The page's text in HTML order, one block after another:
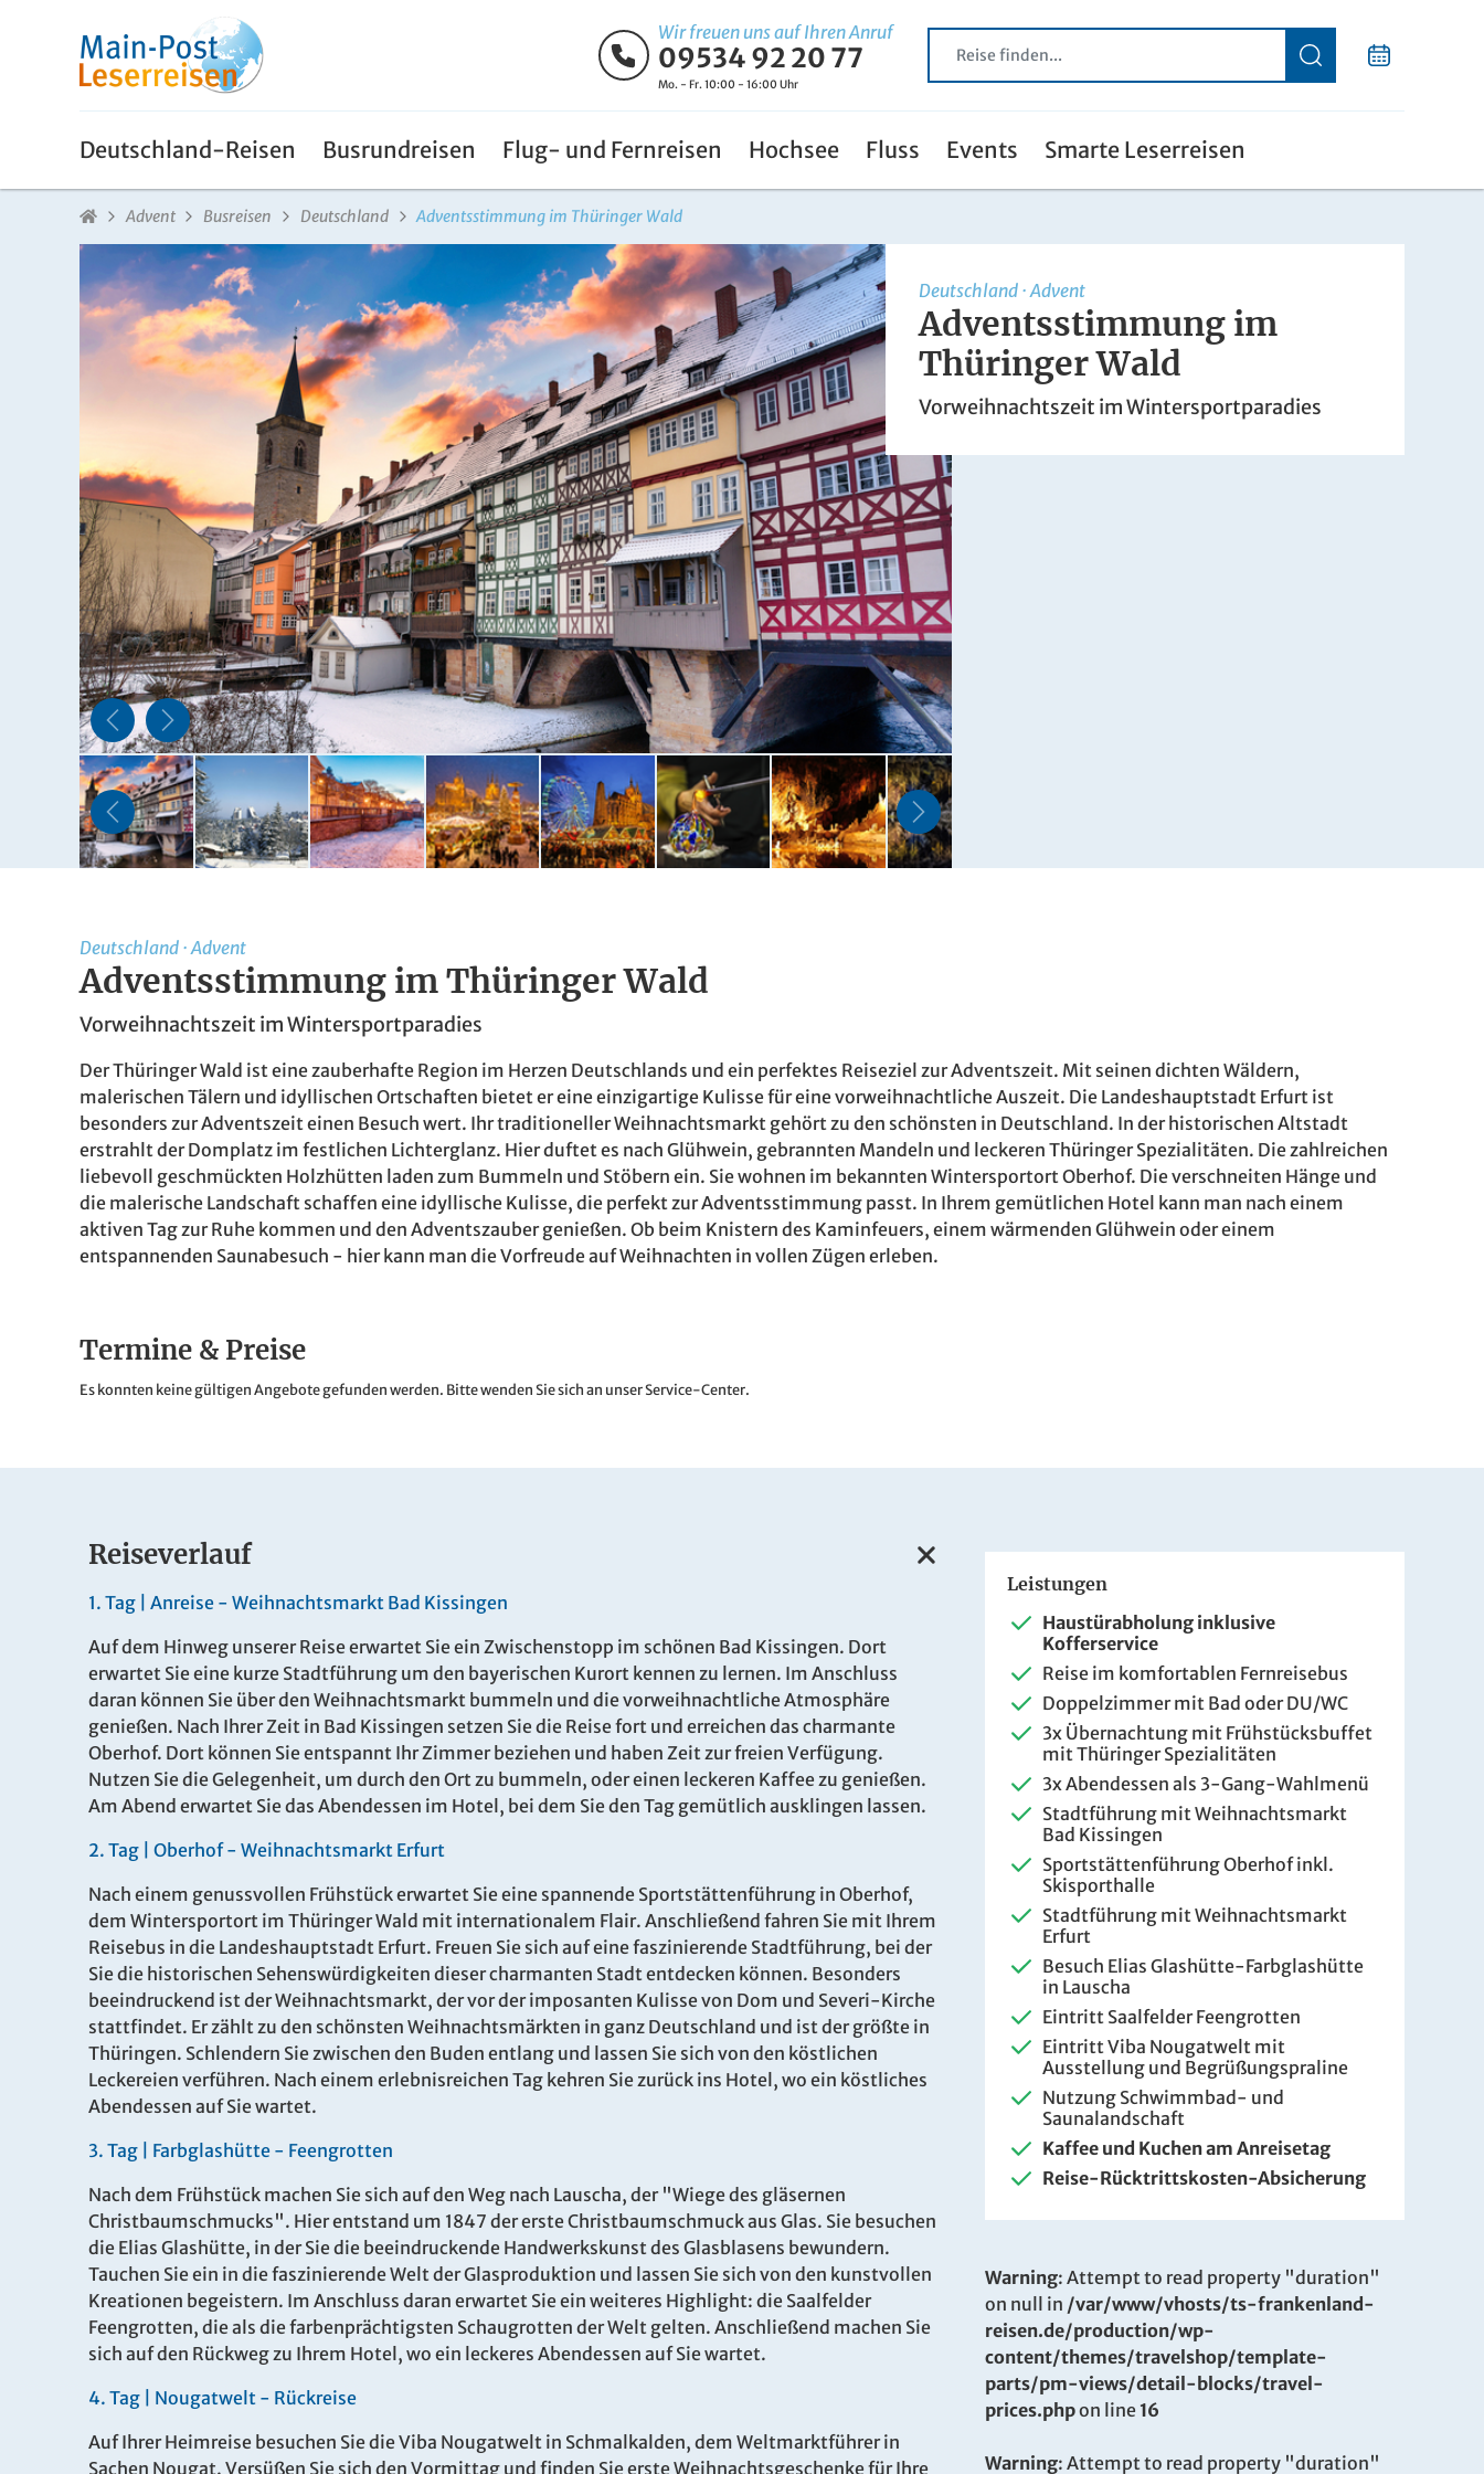
Wir freuen uns auf Ihren Anruf
09534 92 20 77
Mo. - Fr. 10:00 - 16:00 Uhr
Deutschland-Reisen Busrundreisen Flug- und Fernreisen Hochsee Fluss Events Smarte Leserreisen
Advent Busreisen Deutschland Adventsstimmung im Thüringer Wald
Deutschland · Advent
Adventsstimmung im
Thüringer Wald
Vorweihnachtszeit im Wintersportparadies
Es konnten keine gültigen Angebote gefunden werden. Bitte wenden Sie sich an unser Service-Center.
Deutschland ·Advent
Adventsstimmung im Thüringer Wald
Vorweihnachtszeit im Wintersportparadies
Der Thüringer Wald ist eine zauberhafte Region im Herzen Deutschlands und ein perfektes Reiseziel zur Adventszeit. Mit seinen dichten Wäldern,
malerischen Tälern und idyllischen Ortschaften bietet er eine einzigartige Kulisse für eine vorweihnachtliche Auszeit. Die Landeshauptstadt Erfurt ist
besonders zur Adventszeit einen Besuch wert. Ihr traditioneller Weihnachtsmarkt gehört zu den schönsten in Deutschland. In der historischen Altstadt
erstrahlt der Domplatz im festlichen Lichterglanz. Hier duftet es nach Glühwein, gebrannten Mandeln und leckeren Thüringer Spezialitäten. Die zahlreichen
liebevoll geschmückten Holzhütten laden zum Bummeln und Stöbern ein. Sie wohnen im bekannten Wintersportort Oberhof. Die verschneiten Hänge und
die malerische Landschaft schaffen eine idyllische Kulisse, die perfekt zur Adventsstimmung passt. In Ihrem gemütlichen Hotel kann man nach einem
aktiven Tag zur Ruhe kommen und den Adventszauber genießen. Ob beim Knistern des Kaminfeuers, einem wärmenden Glühwein oder einem
entspannenden Saunabesuch - hier kann man die Vorfreude auf Weihnachten in vollen Zügen erleben.
Termine & Preise
Es konnten keine gültigen Angebote gefunden werden. Bitte wenden Sie sich an unser Service-Center.
Reiseverlauf
1. Tag | Anreise - Weihnachtsmarkt Bad Kissingen
Auf dem Hinweg unserer Reise erwartet Sie ein Zwischenstopp im schönen Bad Kissingen. Dort
erwartet Sie eine kurze Stadtführung um den bayerischen Kurort kennen zu lernen. Im Anschluss
daran können Sie über den Weihnachtsmarkt bummeln und die vorweihnachtliche Atmosphäre
genießen. Nach Ihrer Zeit in Bad Kissingen setzen Sie die Reise fort und erreichen das charmante
Oberhof. Dort können Sie entspannt Ihr Zimmer beziehen und haben Zeit zur freien Verfügung.
Nutzen Sie die Gelegenheit, um durch den Ort zu bummeln, oder einen leckeren Kaffee zu genießen.
Am Abend erwartet Sie das Abendessen im Hotel, bei dem Sie den Tag gemütlich ausklingen lassen.
2. Tag | Oberhof - Weihnachtsmarkt Erfurt
Nach einem genussvollen Frühstück erwartet Sie eine spannende Sportstättenführung in Oberhof,
dem Wintersportort im Thüringer Wald mit internationalem Flair. Anschließend fahren Sie mit Ihrem
Reisebus in die Landeshauptstadt Erfurt. Freuen Sie sich auf eine faszinierende Stadtführung, bei der
Sie die historischen Sehenswürdigkeiten dieser charmanten Stadt entdecken können. Besonders
beeindruckend ist der Weihnachtsmarkt, der vor der imposanten Kulisse von Dom und Severi-Kirche
stattfindet. Er zählt zu den schönsten Weihnachtsmärkten in ganz Deutschland und ist der größte in
Thüringen. Schlendern Sie zwischen den Buden entlang und lassen Sie sich von den köstlichen
Leckereien verführen. Nach einem erlebnisreichen Tag kehren Sie zurück ins Hotel, wo ein köstliches
Abendessen auf Sie wartet.
3. Tag | Farbglashütte - Feengrotten
Nach dem Frühstück machen Sie sich auf den Weg nach Lauscha, der "Wiege des gläsernen
Christbaumschmucks". Hier entstand um 1847 der erste Christbaumschmuck aus Glas. Sie besuchen
die Elias Glashütte, in der Sie die beeindruckende Handwerkskunst des Glasblasens bewundern.
Tauchen Sie ein in die faszinierende Welt der Glasproduktion und lassen Sie sich von den kunstvollen
Kreationen begeistern. Im Anschluss daran erwartet Sie ein weiteres Highlight: die Saalfelder
Feengrotten, die als die farbenprächtigsten Schaugrotten der Welt gelten. Anschließend machen Sie
sich auf den Rückweg zu Ihrem Hotel, wo ein leckeres Abendessen auf Sie wartet.
4. Tag | Nougatwelt - Rückreise
Auf Ihrer Heimreise besuchen Sie die Viba Nougatwelt in Schmalkalden, dem Weltmarktführer in
Sachen Nougat. Versüßen Sie sich den Vormittag und finden Sie erste Weihnachtsgeschenke für Ihre
Leistungen
Haustürabholung inklusive
Kofferservice
Reise im komfortablen Fernreisebus
Doppelzimmer mit Bad oder DU/WC
3x Übernachtung mit Frühstücksbuffet
mit Thüringer Spezialitäten
3x Abendessen als 3-Gang-Wahlmenü
Stadtführung mit Weihnachtsmarkt
Bad Kissingen
Sportstättenführung Oberhof inkl.
Skisporthalle
Stadtführung mit Weihnachtsmarkt
Erfurt
Besuch Elias Glashütte-Farbglashütte
in Lauscha
Eintritt Saalfelder Feengrotten
Eintritt Viba Nougatwelt mit
Ausstellung und Begrüßungspraline
Nutzung Schwimmbad- und
Saunalandschaft
Kaffee und Kuchen am Anreisetag
Reise-Rücktrittskosten-Absicherung
Warning: Attempt to read property "duration"
on null in /var/www/vhosts/ts-frankenland-
reisen.de/production/wp-
content/themes/travelshop/template-
parts/pm-views/detail-blocks/travel-
prices.phpon line 16
Warning: Attempt to read property "duration"